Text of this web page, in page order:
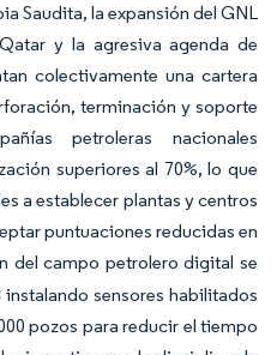
Saudita, la expansión del GNL
y la agresiva agenda de
colectivamente una cartera
terminación y soporte
petroleras nacionales
superiores al 70%, lo que
a establecer plantas y centros
puntuaciones reducidas en
del campo petrolero digital se
sensores habilitados
pozos para reducir el tiempo